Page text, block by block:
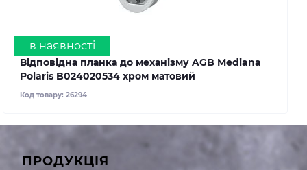
в наявності
Відповідна планка до механізму AGB Mediana
Polaris B024020534 хром матовий
Код товару: 26294
ПРОДУКЦІЯ